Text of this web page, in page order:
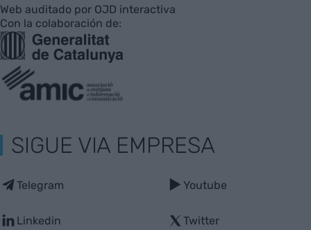
Web auditado por OJD interactiva
Con la colaboración de:
SIGUE VIA EMPRESA
Telegram
Linkedin
Youtube
Twitter